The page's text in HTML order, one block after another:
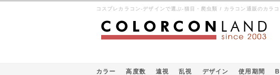
コスプレカラコン-デザインで選ぶ-猫目・爬虫類 / カラコン通販のカラコ
カラー 高度数 遠視 乱視 デザイン 使用期間